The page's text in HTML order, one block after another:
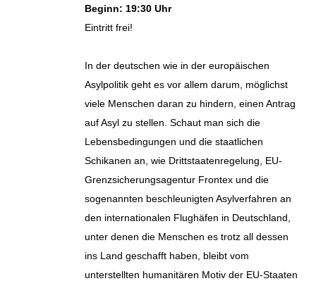
Beginn: 19:30 Uhr
Eintritt frei!
In der deutschen wie in der europäischen
Asylpolitik geht es vor allem darum, möglichst
viele Menschen daran zu hindern, einen Antrag
auf Asyl zu stellen. Schaut man sich die
Lebensbedingungen und die staatlichen
Schikanen an, wie Drittstaatenregelung, EU-
Grenzsicherungsagentur Frontex und die
sogenannten beschleunigten Asylverfahren an
den internationalen Flughäfen in Deutschland,
unter denen die Menschen es trotz all dessen
ins Land geschafft haben, bleibt vom
unterstellten humanitären Motiv der EU-Staaten